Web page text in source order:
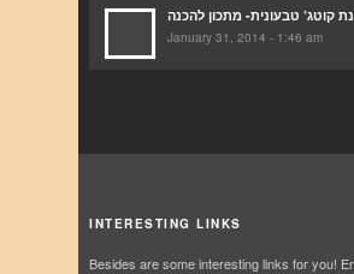
January 31, 2014 - 1:46 am
INTERESTING LINKS
Besides are some interesting links for you!